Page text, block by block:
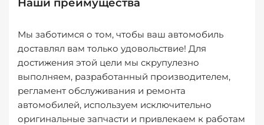
Мы заботимся о том, чтобы ваш автомобиль
доставлял вам только удовольствие! Для
достижения этой цели мы скрупулезно
выполняем, разработанный производителем,
регламент обслуживания и ремонта
автомобилей, используем исключительно
оригинальные запчасти и привлекаем к работам